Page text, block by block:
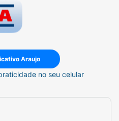
Araujo
no seu celular